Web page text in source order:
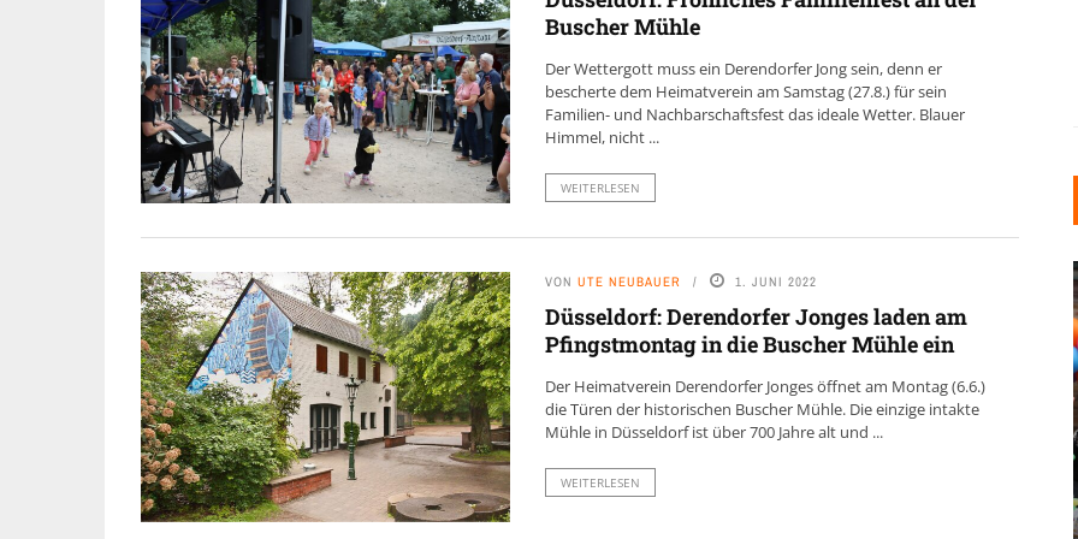
Buscher Mühle
Der Wettergott muss ein Derendorfer Jong sein, denn er
bescherte dem Heimatverein am Samstag (27.8.) für sein
Familien- und Nachbarschaftsfest das ideale Wetter. Blauer
Himmel, nicht ...
WEITERLESEN
VON UTE NEUBAUER 1. JUNI 2022
Düsseldorf: Derendorfer Jonges laden am
Pfingstmontag in die Buscher Mühle ein
Der Heimatverein Derendorfer Jonges öffnet am Montag (6.6.)
die Türen der historischen Buscher Mühle. Die einzige intakte
Mühle in Düsseldorf ist über 700 Jahre alt und ...
WEITERLESEN
INDUSTRIELLER CHIC: WIE